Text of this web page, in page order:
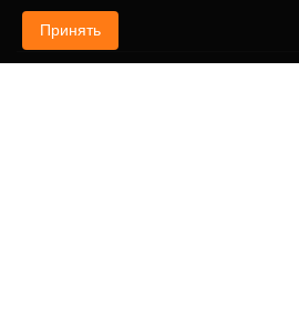
Принять